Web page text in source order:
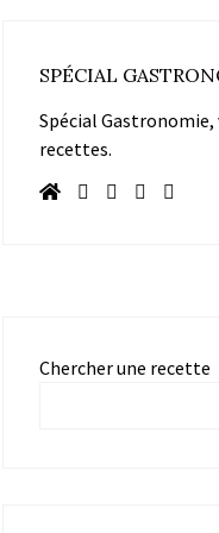
SPÉCIAL
Spécial
recettes.
Chercher une recette